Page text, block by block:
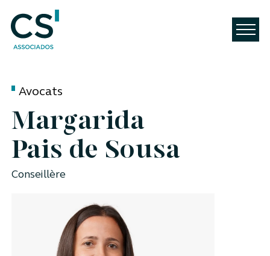
Avocats
Margarida
Pais de Sousa
Conseillère